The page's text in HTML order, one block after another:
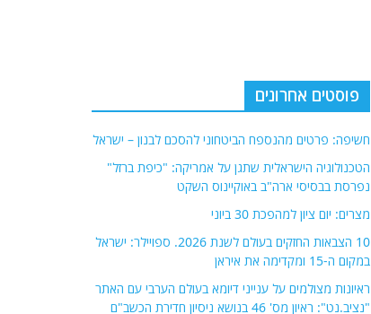
פוסטים אחרונים
חשיפה: פרטים מהנספח הביטחוני להסכם לבנון – ישראל
הטכנולוגיה הישראלית שתגן על אמריקה: "כיפת ברזל"
נפרסת בבסיסי ארה"ב באוקיינוס השקט
מצרים: יום ציון למהפכת 30 ביוני
10 הצבאות החזקים בעולם לשנת 2026. ספויילר: ישראל
במקום ה-15 ומקדימה את איראן
ראיונות מצולמים על ענייני דיומא בעולם הערבי עם האתר
"נציב.נט": ראיון מס' 46 בנושא ניסיון חדירת הכשב"ם